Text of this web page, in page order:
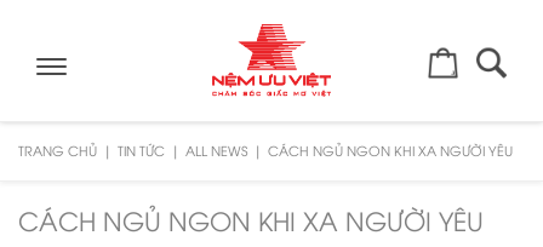
Toggle
TRANG CHỦ TIN TỨC ALL NEWS CÁCH NGỦ NGON KHI XA NGƯỜI YÊU
CÁCH NGỦ NGON KHI XA NGƯỜI YÊU